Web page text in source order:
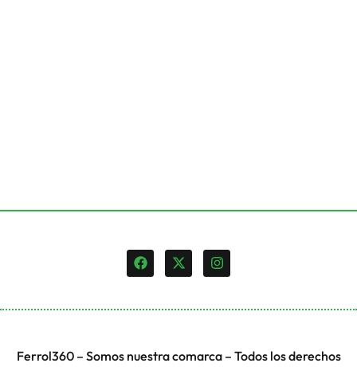
Ferrol360 – Somos nuestra comarca – Todos los derechos